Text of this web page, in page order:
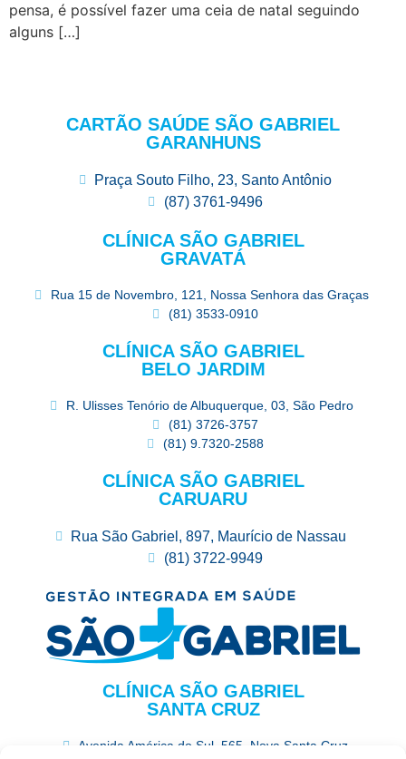
pensa, é possível fazer uma ceia de natal seguindo
alguns […]
CARTÃO SAÚDE SÃO GABRIEL
GARANHUNS
Praça Souto Filho, 23, Santo Antônio
(87) 3761-9496
CLÍNICA SÃO GABRIEL
GRAVATÁ
Rua 15 de Novembro, 121, Nossa Senhora das Graças
(81) 3533-0910
CLÍNICA SÃO GABRIEL
BELO JARDIM
R. Ulisses Tenório de Albuquerque, 03, São Pedro
(81) 3726-3757
(81) 9.7320-2588
CLÍNICA SÃO GABRIEL
CARUARU
Rua São Gabriel, 897, Maurício de Nassau
(81) 3722-9949
CLÍNICA SÃO GABRIEL
SANTA CRUZ
Avenida América do Sul, 565, Nova Santa Cruz